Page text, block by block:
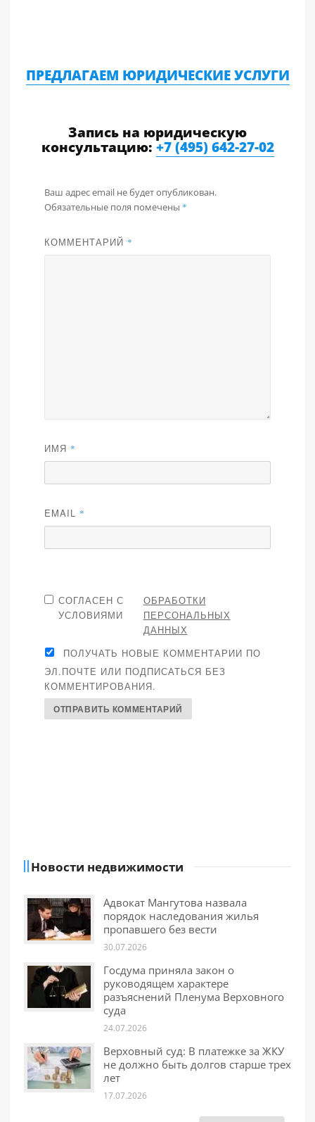
ПРЕДЛАГАЕМ ЮРИДИЧЕСКИЕ УСЛУГИ
Запись на юридическую
консультацию: +7 (495) 642-27-02
Ваш адрес email не будет опубликован.
Обязательные поля помечены *
КОММЕНТАРИЙ *
ИМЯ *
EMAIL *
СОГЛАСЕН С
УСЛОВИЯМИ
ОБРАБОТКИ
ПЕРСОНАЛЬНЫХ
ДАННЫХ
ПОЛУЧАТЬ НОВЫЕ КОММЕНТАРИИ ПО
ЭЛ.ПОЧТЕ ИЛИ ПОДПИСАТЬСЯ БЕЗ
КОММЕНТИРОВАНИЯ.
Новости недвижимости
Адвокат Мангутова назвала
порядок наследования жилья
пропавшего без вести
30.07.2026
Госдума приняла закон о
руководящем характере
разъяснений Пленума Верховного
суда
24.07.2026
Верховный суд: В платежке за ЖКУ
не должно быть долгов старше трех
лет
17.07.2026